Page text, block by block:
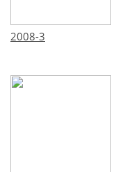
2008-3